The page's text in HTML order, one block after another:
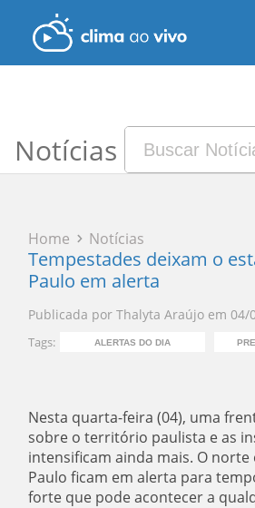
Notícias
Home Notícias
Tempestades deixam o
Paulo em alerta
Publicada por Thalyta Araújo em 04/
Tags: ALERTAS DO DIA
Nesta quarta-feira (04), uma
sobre o território paulista e as
intensificam ainda mais. O norte
Paulo ficam em alerta para
forte que pode acontecer a